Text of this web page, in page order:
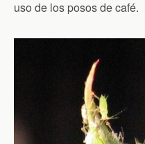
uso de los posos de café.